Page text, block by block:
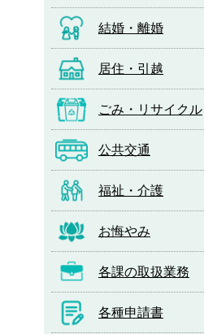
結婚・離婚
居住・引越
ごみ・リサイクル
公共交通
福祉・介護
お悔やみ
各課の取扱業務
各種申請書